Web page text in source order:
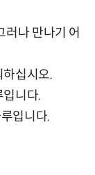
러나 만나기 어
십시오.
니다.
입니다.